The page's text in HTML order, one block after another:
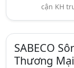
cận KH
SABECO
Thương